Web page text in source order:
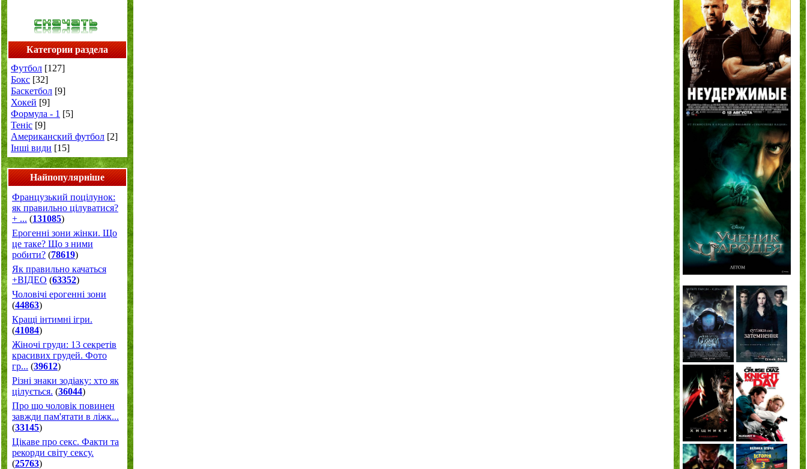
Категории раздела
Футбол [127]
Бокс [32]
Баскетбол [9]
Хокей [9]
Формула - 1 [5]
Теніс [9]
Американский футбол [2]
Інші види [15]
Найпопулярніше
Французький поцілунок:
як правильно цілуватися?
+ ... (131085)
Ерогенні зони жінки. Що
це таке? Що з ними
робити? (78619)
Як правильно качаться
+ВІДЕО (63352)
Чоловічі ерогенні зони
(44863)
Кращі інтимні ігри.
(41084)
Жіночі груди: 13 секретів
красивих грудей. Фото
гр... (39612)
Різні знаки зодіаку: хто як
цілується. (36044)
Про що чоловік повинен
завжди пам'ятати в ліжк...
(33145)
Цікаве про секс. Факти та
рекорди світу сексу.
(25763)